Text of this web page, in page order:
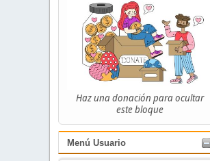
Haz una donación para ocultar
este bloque
Menú Usuario